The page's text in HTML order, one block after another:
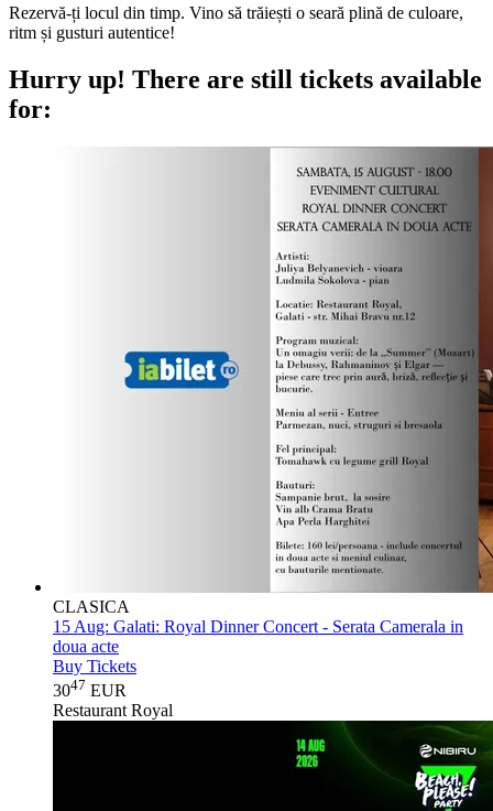
Rezervă-ți locul din timp. Vino să trăiești o seară plină de culoare,
ritm și gusturi autentice!
Hurry up! There are still tickets available
for:
CLASICA
15 Aug: Galati: Royal Dinner Concert - Serata Camerala in
doua acte
Buy Tickets
3047 EUR
Restaurant Royal